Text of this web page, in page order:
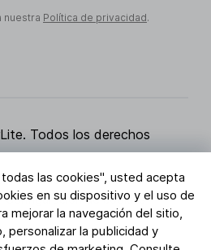
las cookies", usted acepta
en su dispositivo y el uso de
mejorar la navegación del sitio,
personalizar la publicidad y
nuestra Política de privacidad.
Todos los derechos
Política de privacidad
Configuración de cookies